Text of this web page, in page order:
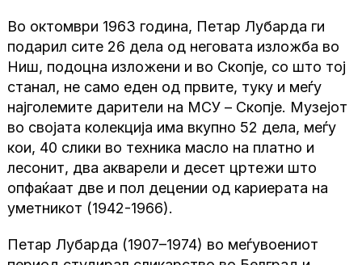
Во октомври 1963 година, Петар Лубарда ги
подарил сите 26 дела од неговата изложба во
Ниш, подоцна изложени и во Скопје, со што тој
станал, не само еден од првите, туку и меѓу
најголемите дарители на МСУ – Скопје. Музејот
во својата колекција има вкупно 52 дела, меѓу
кои, 40 слики во техника масло на платно и
лесонит, два акварели и десет цртежи што
опфаќаат две и пол децении од кариерата на
уметникот (1942-1966).
Петар Лубарда (1907–1974) во меѓувоениот